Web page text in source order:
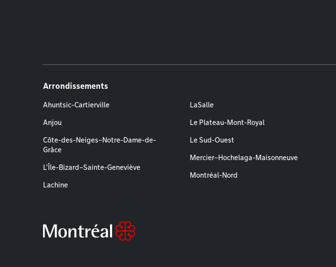
Arrondissements
Ahuntsic-Cartierville
Anjou
Côte-des-Neiges–Notre-Dame-de-
Grâce
L'Île-Bizard–Sainte-Geneviève
Lachine
LaSalle
Le Plateau-Mont-Royal
Le Sud-Ouest
Mercier–Hochelaga-Maisonneuve
Montréal-Nord